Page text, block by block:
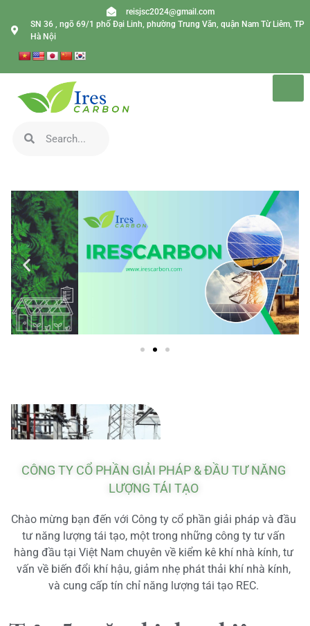
reisjsc2024@gmail.com
SN 36 , ngõ 69/1 phố Đại Linh, phường Trung Văn, quận Nam Từ Liêm, TP
Hà Nội
CÔNG TY CỔ PHẦN GIẢI PHÁP & ĐẦU TƯ NĂNG
LƯỢNG TÁI TẠO
Chào mừng bạn đến với Công ty cổ phần giải pháp và đầu
tư năng lượng tái tạo, một trong những công ty tư vấn
hàng đầu tại Việt Nam chuyên về kiểm kê khí nhà kính, tư
vấn về biến đổi khí hậu, giảm nhẹ phát thải khí nhà kính,
và cung cấp tín chỉ năng lượng tái tạo REC.